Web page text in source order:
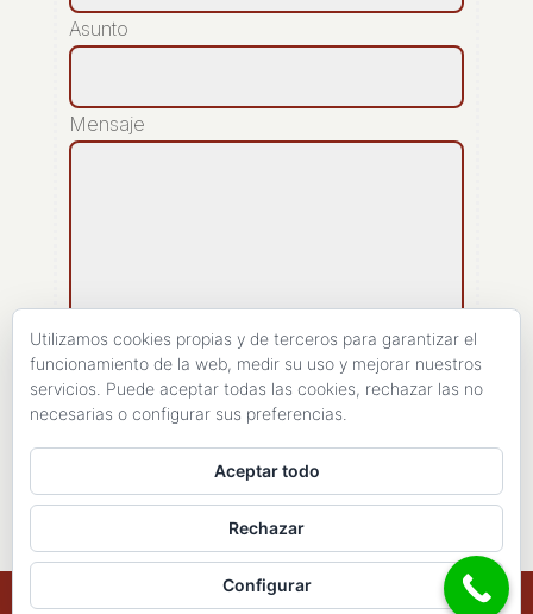
Asunto
Mensaje
[recaptcha]
Copyright 1998- 2026 - Haires Consulting. All
Utilizamos cookies propias y de terceros para garantizar el
funcionamiento de la web, medir su uso y mejorar nuestros
servicios. Puede aceptar todas las cookies, rechazar las no
necesarias o configurar sus preferencias.
Aceptar todo
Rechazar
Configurar